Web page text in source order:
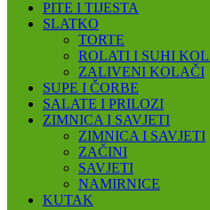
PITE I TIJESTA
SLATKO
TORTE
ROLATI I SUHI
ZALIVENI KOLAČI
SUPE I ČORBE
SALATE I PRILOZI
ZIMNICA I SAVJETI
ZIMNICA I SAVJETI
ZAČINI
SAVJETI
NAMIRNICE
KUTAK